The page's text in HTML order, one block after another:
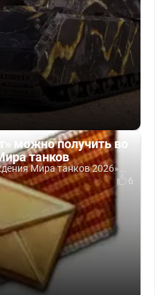
можно получить во
танков
Мира танков 2026»...
6